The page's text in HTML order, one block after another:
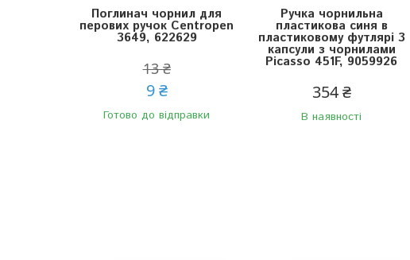
Поглинач чорнил для
перових ручок Centropen
3649, 622629
13 ₴
9 ₴
Готово до відправки
Ручка чорнильна
пластикова синя в
пластиковому футлярі 3
капсули з чорнилами
Picasso 451F, 9059926
354 ₴
В наявності